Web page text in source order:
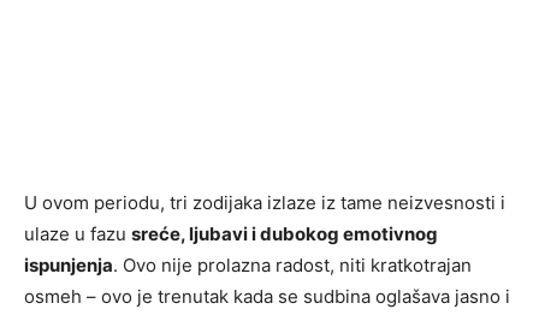
U ovom periodu, tri zodijaka izlaze iz tame neizvesnosti i
ulaze u fazu sreće, ljubavi i dubokog emotivnog
ispunjenja. Ovo nije prolazna radost, niti kratkotrajan
osmeh – ovo je trenutak kada se sudbina oglašava jasno i